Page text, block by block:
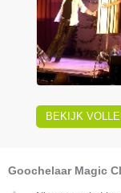
BEKIJK
Goochelaar Magic